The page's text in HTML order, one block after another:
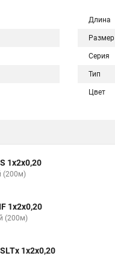
Длина
Размер
Серия
Тип
Цвет
1х2х0,20
(200м)
1х2х0,20
(200м)
1х2х0,20